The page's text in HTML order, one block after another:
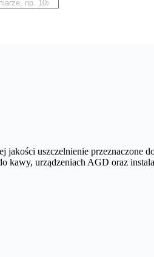
uszczelnienie przeznaczone
kawy, urządzeniach AGD oraz